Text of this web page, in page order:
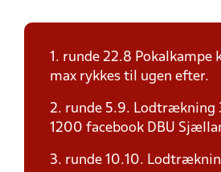
1. runde 22.8 Pokalkampe
max rykkes til ugen efter.
2. runde 5.9. Lodtrækning
1200 facebook DBU
3. runde 10.10.